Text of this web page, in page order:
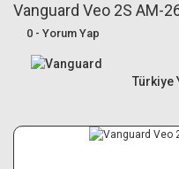
Canon R6 Mark III
Vanguard Veo 2S AM-
0 - Yorum Yap
Türkiye